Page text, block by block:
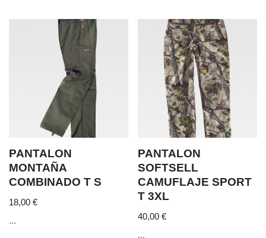
PANTALON
MONTAÑA
COMBINADO T S
18,00 €
...
PANTALON
SOFTSELL
CAMUFLAJE SPORT
T 3XL
40,00€
...